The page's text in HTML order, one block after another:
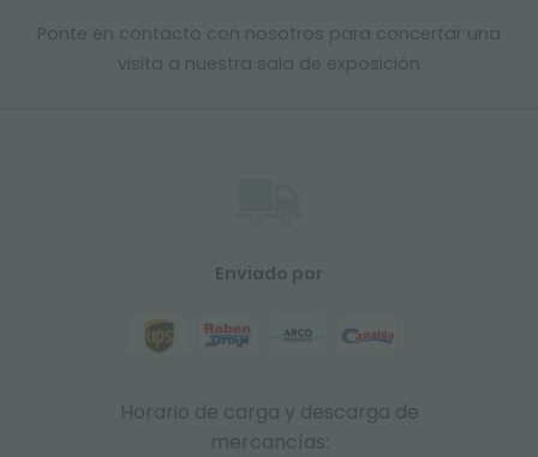
Ponte en contacto con nosotros para concertar una
visita a nuestra sala de exposición
Enviado por
Horario de carga y descarga de
mercancías: